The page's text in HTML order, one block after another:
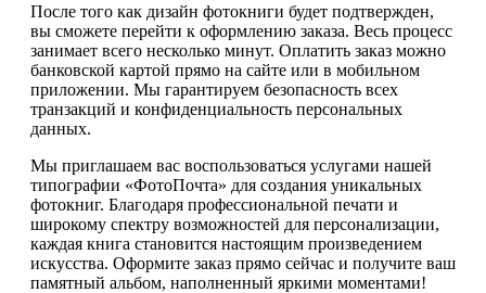
После того как дизайн фотокниги будет подтвержден,
вы сможете перейти к оформлению заказа. Весь процесс
занимает всего несколько минут. Оплатить заказ можно
банковской картой прямо на сайте или в мобильном
приложении. Мы гарантируем безопасность всех
транзакций и конфиденциальность персональных
данных.
Мы приглашаем вас воспользоваться услугами нашей
типографии «ФотоПочта» для создания уникальных
фотокниг. Благодаря профессиональной печати и
широкому спектру возможностей для персонализации,
каждая книга становится настоящим произведением
искусства. Оформите заказ прямо сейчас и получите ваш
памятный альбом, наполненный яркими моментами!